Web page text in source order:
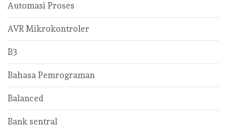
Automasi Proses
AVR Mikrokontroler
B3
Bahasa Pemrograman
Balanced
Bank sentral